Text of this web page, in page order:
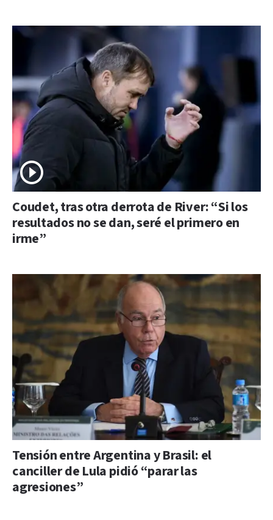
Coudet, tras otra derrota de River: “Si los
resultados no se dan, seré el primero en
irme”
Tensión entre Argentina y Brasil: el
canciller de Lula pidió “parar las
agresiones”